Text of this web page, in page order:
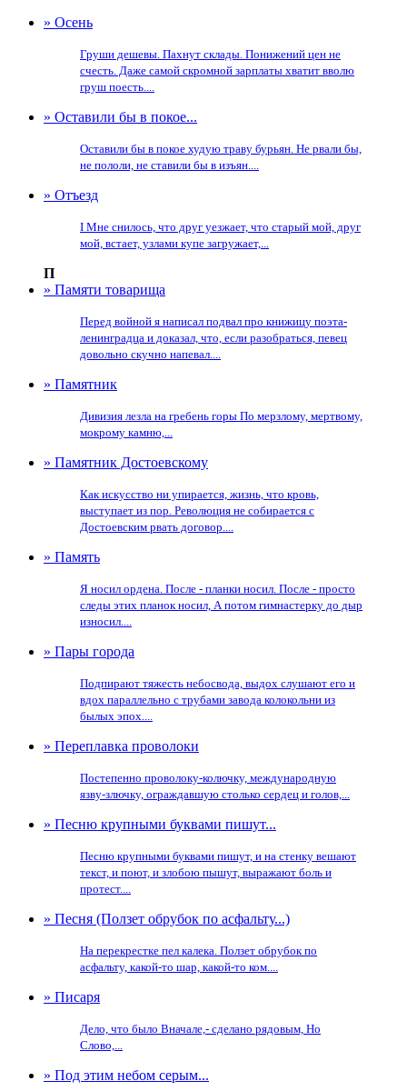
» Осень
Груши дешевы. Пахнут склады. Понижений цен не
счесть. Даже самой скромной зарплаты хватит вволю
груш поесть....
» Оставили бы в покое...
Оставили бы в покое худую траву бурьян. Не рвали бы,
не пололи, не ставили бы в изъян....
» Отъезд
I Мне снилось, что друг уезжает, что старый мой, друг
мой, встает, узлами купе загружает,...
П
» Памяти товарища
Перед войной я написал подвал про книжицу поэта-
ленинградца и доказал, что, если разобраться, певец
довольно скучно напевал....
» Памятник
Дивизия лезла на гребень горы По мерзлому, мертвому,
мокрому камню,...
» Памятник Достоевскому
Как искусство ни упирается, жизнь, что кровь,
выступает из пор. Революция не собирается с
Достоевским рвать договор....
» Память
Я носил ордена. После - планки носил. После - просто
следы этих планок носил, А потом гимнастерку до дыр
износил....
» Пары города
Подпирают тяжесть небосвода, выдох слушают его и
вдох параллельно с трубами завода колокольни из
былых эпох....
» Переплавка проволоки
Постепенно проволоку-колючку, международную
язву-злючку, ограждавшую столько сердец и голов,...
» Песню крупными буквами пишут...
Песню крупными буквами пишут, и на стенку вешают
текст, и поют, и злобою пышут, выражают боль и
протест....
» Песня (Ползет обрубок по асфальту...)
На перекрестке пел калека. Ползет обрубок по
асфальту, какой-то шар, какой-то ком....
» Писаря
Дело, что было Вначале,- сделано рядовым, Но
Слово,...
» Под этим небом серым...